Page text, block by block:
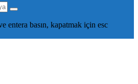
entera basın, kapatmak için esc